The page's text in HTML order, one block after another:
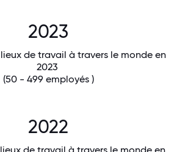
2023
de travail à travers le monde en
2023
(50 - 499 employés )
2022